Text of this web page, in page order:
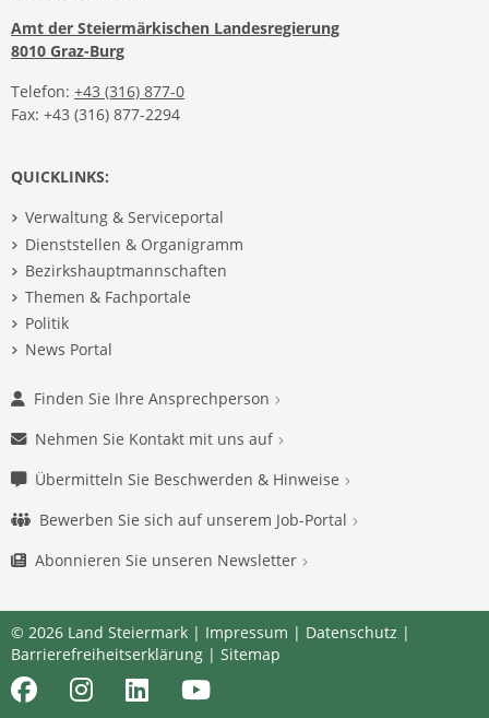
Amt der Steiermärkischen Landesregierung
8010 Graz-Burg
Telefon: +43 (316) 877-0
Fax: +43 (316) 877-2294
QUICKLINKS:
Verwaltung & Serviceportal
Dienststellen & Organigramm
Bezirkshauptmannschaften
Themen & Fachportale
Politik
News Portal
Finden Sie Ihre Ansprechperson
Nehmen Sie Kontakt mit uns auf
Übermitteln Sie Beschwerden & Hinweise
Bewerben Sie sich auf unserem Job-Portal
Abonnieren Sie unseren Newsletter
© 2026 Land Steiermark | Impressum | Datenschutz |
Barrierefreiheitserklärung | Sitemap
FacebookInstagramLinkedInYoutube